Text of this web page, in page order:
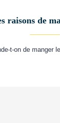
raisons de
t-on de manger